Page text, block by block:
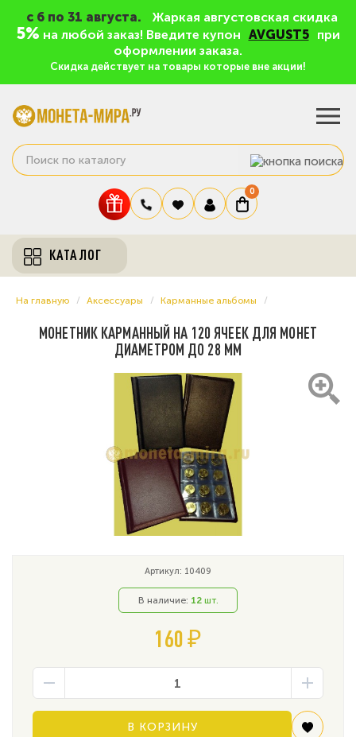
c 6 по 31 августа. Жаркая августовская скидка
5% на любой заказ! Введите купон AVGUST5
при
оформлении заказа.
Скидка действует на товары которые вне акции!
0
КАТАЛОГ
На главную Аксессуары Карманные альбомы
МОНЕТНИК КАРМАННЫЙ НА 120 ЯЧЕЕК ДЛЯ МОНЕТ
ДИАМЕТРОМ ДО 28 ММ
Артикул: 10409
В наличие: 12 шт.
160 ₽
В КОРЗИНУ